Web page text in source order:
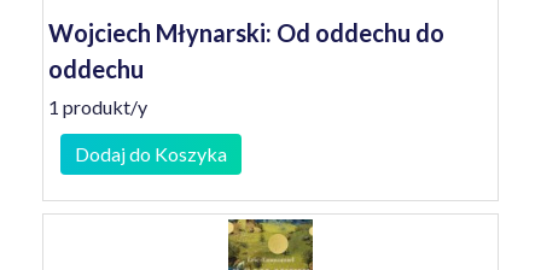
Wojciech Młynarski: Od oddechu do
oddechu
1 produkt/y
Dodaj do Koszyka